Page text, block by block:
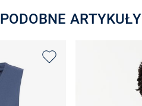
PODOBNE ARTYKUŁY